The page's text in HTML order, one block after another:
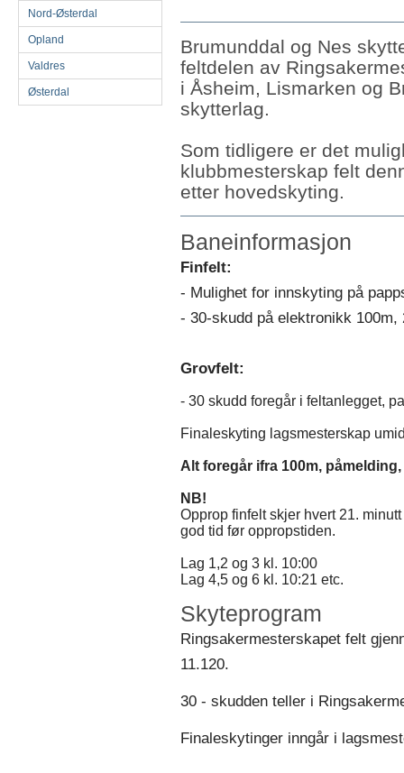
Nord-Østerdal
Opland
Valdres
Østerdal
Brumunddal og Nes
feltdelen av
i Åsheim, Lismarken og
skytterlag.
Som tidligere er det
klubbmesterskap felt
etter hovedskyting.
Baneinformasjon
Finfelt:
- Mulighet for innskyting på
- 30-skudd på elektronikk
Grovfelt:
- 30 skudd foregår i feltanlegget,
Finaleskyting lagsmesterskap
Alt foregår ifra 100m,
NB!
Opprop finfelt skjer hvert 21.
god tid før oppropstiden.
Lag 1,2 og 3 kl. 10:00
Lag 4,5 og 6 kl. 10:21 etc.
Skyteprogram
Ringsakermesterskapet felt
11.120.
30 - skudden teller i
Finaleskytinger inngår i